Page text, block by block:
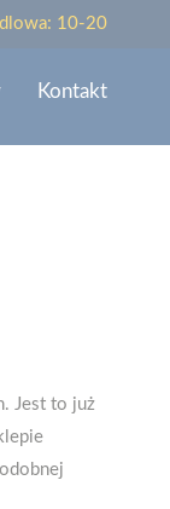
10-20
Kontakt
Jest to już